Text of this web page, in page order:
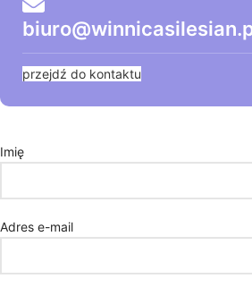
przejdź do kontaktu
Imię
Adres e-mail